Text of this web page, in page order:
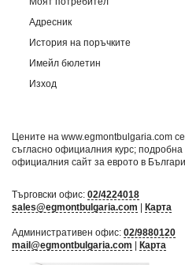
Адресник
История на поръчките
Имейл бюлетин
Изход
Цените на www.egmontbulgaria.com
съгласно официалния курс;
официалния сайт за еврото в
Търговски офис: 02/4224018
sales@egmontbulgaria.com
Карта
Административен офис: 02/9880120
mail@egmontbulgaria.com
Карта